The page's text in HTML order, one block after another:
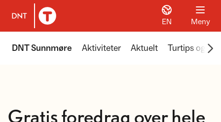
Til DNT.no forside
EN Meny
DNT Sunnmøre Aktiviteter Aktuelt Turtips og
Gratis foredrag over hele